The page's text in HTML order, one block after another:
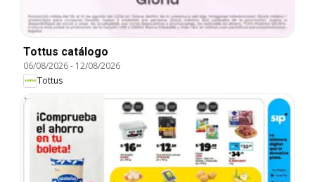
Tottus catálogo
06/08/2026- 12/08/2026
Tottus